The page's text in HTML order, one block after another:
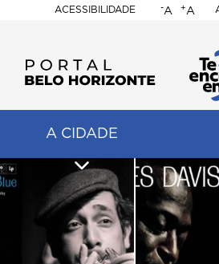
ACESSIBILIDADE
BELO
-A +A
A CIDADE